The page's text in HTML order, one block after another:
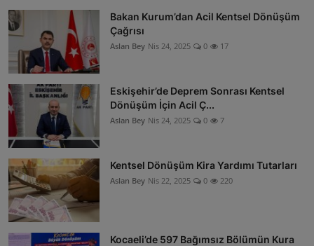
Bakan Kurum’dan Acil Kentsel Dönüşüm
Çağrısı
Aslan Bey Nis 24, 2025 0 17
Eskişehir’de Deprem Sonrası Kentsel
Dönüşüm İçin Acil Ç...
Aslan Bey Nis 24, 2025 0 7
Kentsel Dönüşüm Kira Yardımı Tutarları
Aslan Bey Nis 22, 2025 0 220
Kocaeli’de 597 Bağımsız Bölümün Kura